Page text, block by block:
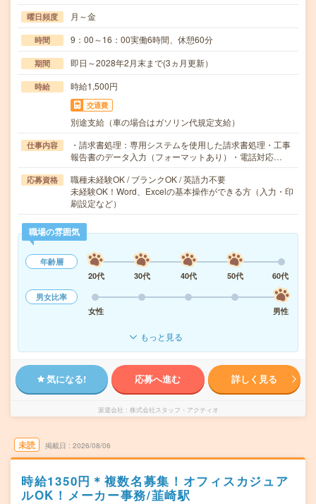
曜日頻度 月～金
時間 9：00～16：00実働6時間、休憩60分
期間 即日～2028年2月末まで(3ヵ月更新）
時給 時給1,500円
交通費
別途支給（車の場合はガソリン代規定支給）
仕事内容
・請求書処理：専用システムを使用した請求書処理・工事
報告書のデータ入力（フォーマットあり）・電話対応…
応募資格
職種未経験OK / ブランクOK / 英語力不要
未経験OK！Word、Excelの基本操作ができる方（入力・印
刷設定など）
職場の雰囲気
年齢層
20代
30代 40代 50代
60代
男女比率
女性
男性
もっと見る
気になる! 応募へ進む 詳しく見る
派遣会社 株式会社スタッフ・アクティオ
未読 掲載日 2026/08/06
時給1350円＊複数名募集！オフィスカジュア
ルOK！メーカー事務/韮崎駅